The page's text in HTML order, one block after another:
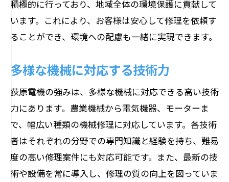
迅速かつ丁寧な対応
お客様との信頼関係の構築
積極的に行っており、地域全体の環境保護に貢献して
います。これにより、お客様は安心して修理を依頼す
ることができ、環境への配慮も一緒に実現できます。
多様な機械に対応する技術力
荻原電機の強みは、多様な機械に対応できる高い技術
力にあります。農業機械から電気機器、モーターま
で、幅広い種類の機械修理に対応しています。各技術
者はそれぞれの分野での専門知識と経験を持ち、難易
度の高い修理案件にも対応可能です。また、最新の技
術や設備を常に導入し、修理の質の向上を図っていま